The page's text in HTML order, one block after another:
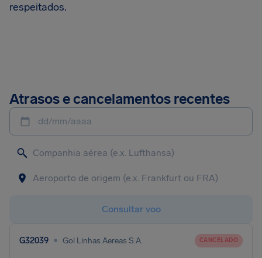
respeitados.
Atrasos e cancelamentos recentes
dd/mm/aaaa
Consultar voo
G32039 • Gol Linhas Aereas S.A. CANCELADO